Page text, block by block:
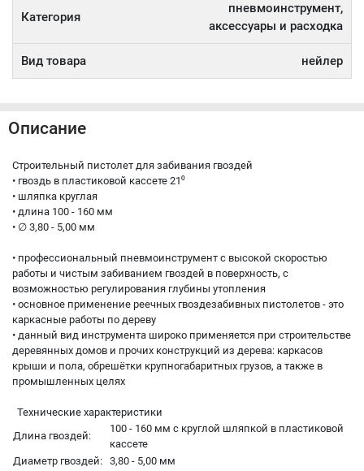
Категория
пневмоинструмент,
аксессуары и расходка
Вид товара нейлер
Описание
Строительный пистолет для забивания гвоздей
• гвоздь в пластиковой кассете 21⁰
• шляпка круглая
• длина 100 - 160 мм
• ∅ 3,80 - 5,00 мм
• профессиональный пневмоинструмент с высокой скоростью
работы и чистым забиванием гвоздей в поверхность, с
возможностью регулирования глубины утопления
• основное применение реечных гвоздезабивных пистолетов - это
каркасные работы по дереву
• данный вид инструмента широко применяется при строительстве
деревянных домов и прочих конструкций из дерева: каркасов
крыши и пола, обрешётки крупногабаритных грузов, а также в
промышленных целях
Технические характеристики
Длина гвоздей:
100 - 160 мм с круглой шляпкой в пластиковой
кассете
Диаметр гвоздей: 3,80 - 5,00 мм